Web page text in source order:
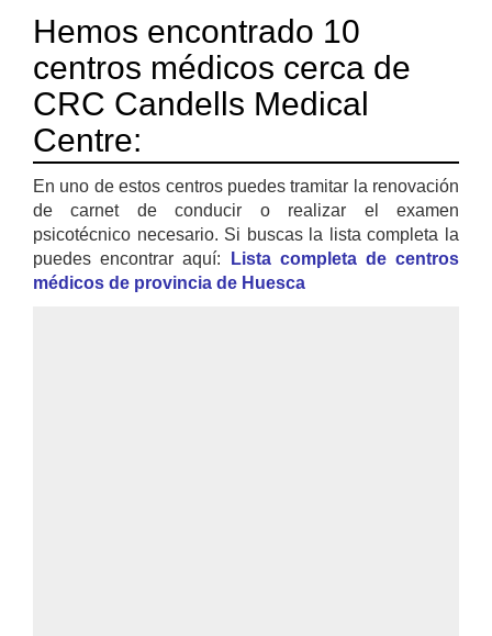
Hemos encontrado 10
centros médicos cerca de
CRC Candells Medical
Centre:
En uno de estos centros puedes tramitar la renovación
de carnet de conducir o realizar el examen
psicotécnico necesario. Si buscas la lista completa la
puedes encontrar aquí:
Lista completa de centros
médicos de provincia de Huesca